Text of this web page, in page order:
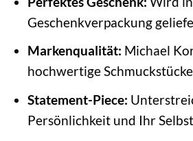
Geschenkverpackung
Markenqualität: Michael
hochwertige
Statement-Piece:
Persönlichkeit und Ihr